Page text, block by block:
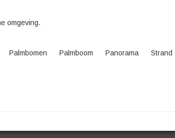
omgeving.
Palmbomen Palmboom Panorama Strand